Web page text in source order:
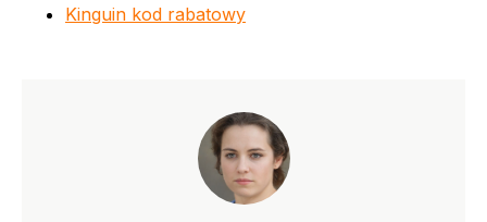
Kinguin kod rabatowy